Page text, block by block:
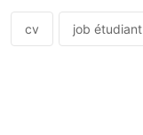
cv job étudiant